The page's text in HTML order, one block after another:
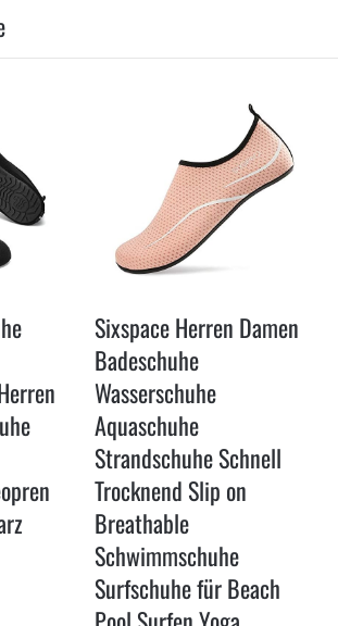
Sixspace Herren Damen
Badeschuhe
Wasserschuhe
Aquaschuhe
Strandschuhe Schnell
Trocknend Slip on
Breathable
Schwimmschuhe
Surfschuhe für Beach